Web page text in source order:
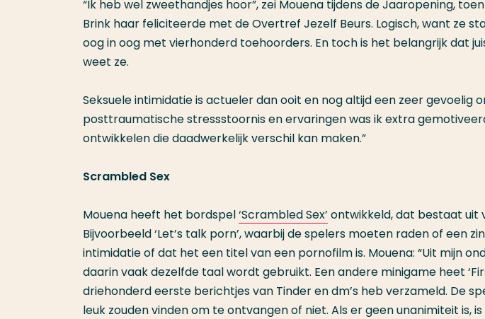
“Ik heb wel zweethandjes hoor”, zei Mouena tijdens de Jaaropening,
Brink haar feliciteerde met de Overtref Jezelf Beurs. Logisch, want ze
oog in oog met vierhonderd toehoorders. En toch is het belangrijk dat
weet ze.
Seksuele intimidatie is actueler dan ooit en nog altijd een zeer gevoelig
posttraumatische stressstoornis en ervaringen was ik extra
ontwikkelen die daadwerkelijk verschil kan maken.”
Scrambled Sex
Mouena heeft het bordspel‘Scrambled Sex’ ontwikkeld, dat bestaat uit
Bijvoorbeeld ‘Let’s talk porn’, waarbij de spelers moeten raden of een
intimidatie of dat het een titel van een pornofilm is. Mouena: “Uit mijn
daarin vaak dezelfde taal wordt gebruikt. Een andere minigame heet
driehonderd eerste berichtjes van Tinder en dm’s heb verzameld. De
leuk zouden vinden om te ontvangen of niet. Als er geen unanimiteit is,